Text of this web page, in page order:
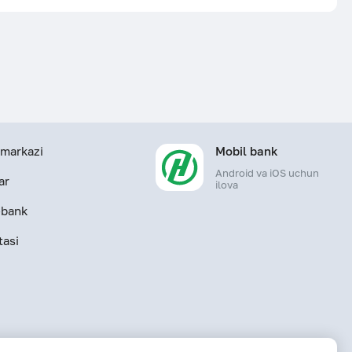
Mobil bank
Android va iOS uchun
ilova